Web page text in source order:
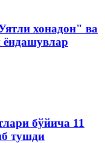
хонадон" ва
бўйича 11
тушди